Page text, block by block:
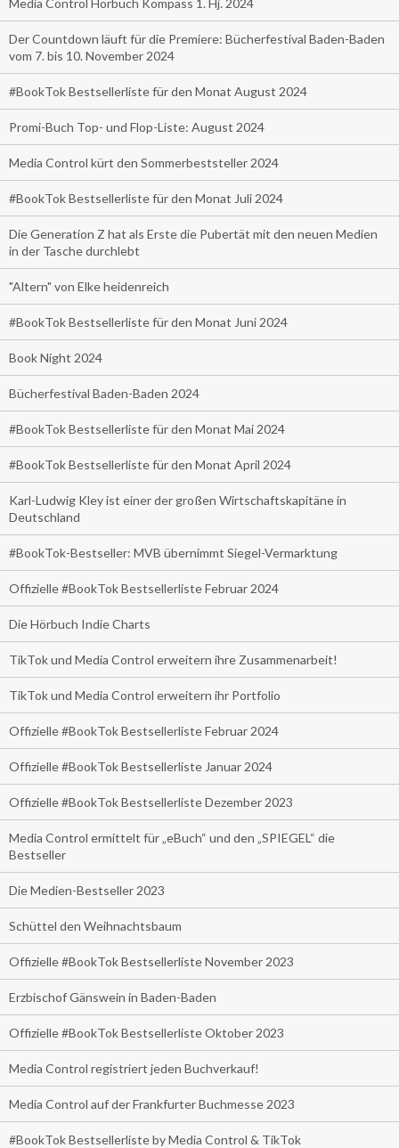
Media Control Hörbuch Kompass 1. Hj. 2024
Der Countdown läuft für die Premiere: Bücherfestival Baden-Baden
vom 7. bis 10. November 2024
#BookTok Bestsellerliste für den Monat August 2024
Promi-Buch Top- und Flop-Liste: August 2024
Media Control kürt den Sommerbeststeller 2024
#BookTok Bestsellerliste für den Monat Juli 2024
Die Generation Z hat als Erste die Pubertät mit den neuen Medien
in der Tasche durchlebt
"Altern" von Elke heidenreich
#BookTok Bestsellerliste für den Monat Juni 2024
Book Night 2024
Bücherfestival Baden-Baden 2024
#BookTok Bestsellerliste für den Monat Mai 2024
#BookTok Bestsellerliste für den Monat April 2024
Karl-Ludwig Kley ist einer der großen Wirtschaftskapitäne in
Deutschland
#BookTok-Bestseller: MVB übernimmt Siegel-Vermarktung
Offizielle #BookTok Bestsellerliste Februar 2024
Die Hörbuch Indie Charts
TikTok und Media Control erweitern ihre Zusammenarbeit!
TikTok und Media Control erweitern ihr Portfolio
Offizielle #BookTok Bestsellerliste Februar 2024
Offizielle #BookTok Bestsellerliste Januar 2024
Offizielle #BookTok Bestsellerliste Dezember 2023
Media Control ermittelt für „eBuch“ und den „SPIEGEL“ die
Bestseller
Die Medien-Bestseller 2023
Schüttel den Weihnachtsbaum
Offizielle #BookTok Bestsellerliste November 2023
Erzbischof Gänswein in Baden-Baden
Offizielle #BookTok Bestsellerliste Oktober 2023
Media Control registriert jeden Buchverkauf!
Media Control auf der Frankfurter Buchmesse 2023
#BookTok Bestsellerliste by Media Control & TikTok